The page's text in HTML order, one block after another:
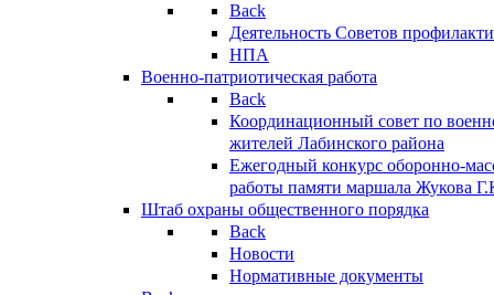
Back
Деятельность Советов
НПА
Военно-патриотическая работа
Back
Координационный совет по
жителей Лабинского района
Ежегодный конкурс оборонно-
работы памяти маршала Жукова
Штаб охраны общественного порядка
Back
Новости
Нормативные документы